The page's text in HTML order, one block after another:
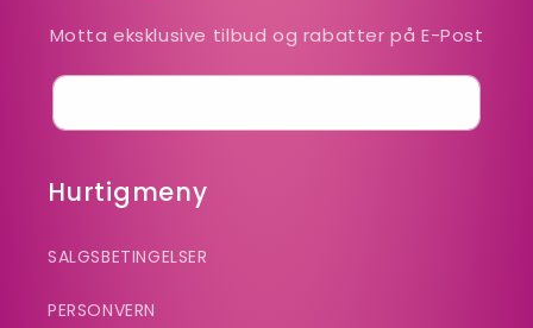
Motta eksklusive tilbud og rabatter på E-Post
Hurtigmeny
SALGSBETINGELSER
PERSONVERN